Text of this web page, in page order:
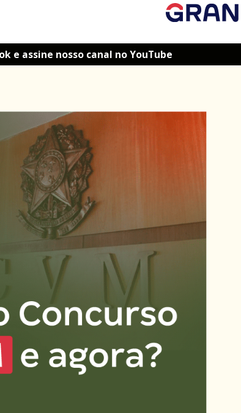
e assine nosso canal no YouTube